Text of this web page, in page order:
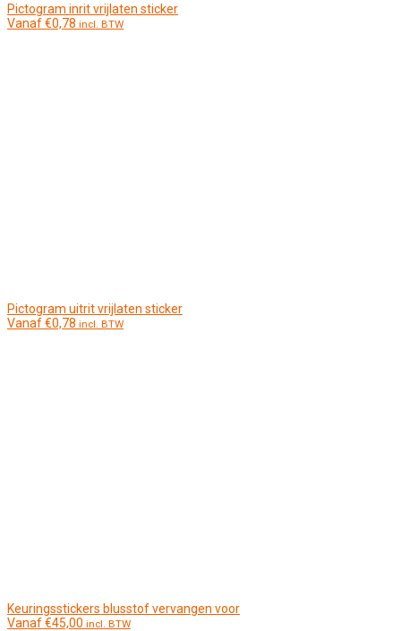
Pictogram inrit vrijlaten sticker
Vanaf€0,78 incl. BTW
Pictogram uitrit vrijlaten sticker
Vanaf€0,78 incl. BTW
Keuringsstickers blusstof vervangen voor
Vanaf€45,00 incl. BTW